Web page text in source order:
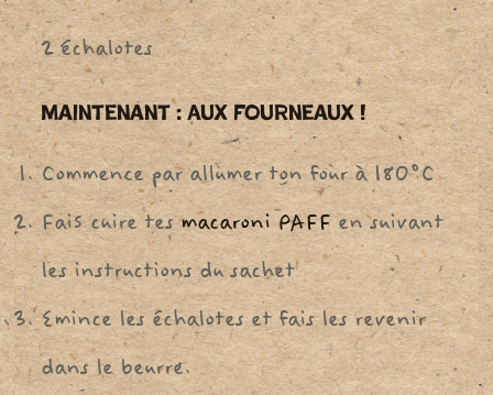
2 échalotes
Maintenant : Aux Fourneaux !
Commence par allumer ton four à 180°C
FaiS cuire tesmacaroni PAFFen suivant
les instructions du sachet
Emince les échalotes et fais les revenir
dans le beurre.